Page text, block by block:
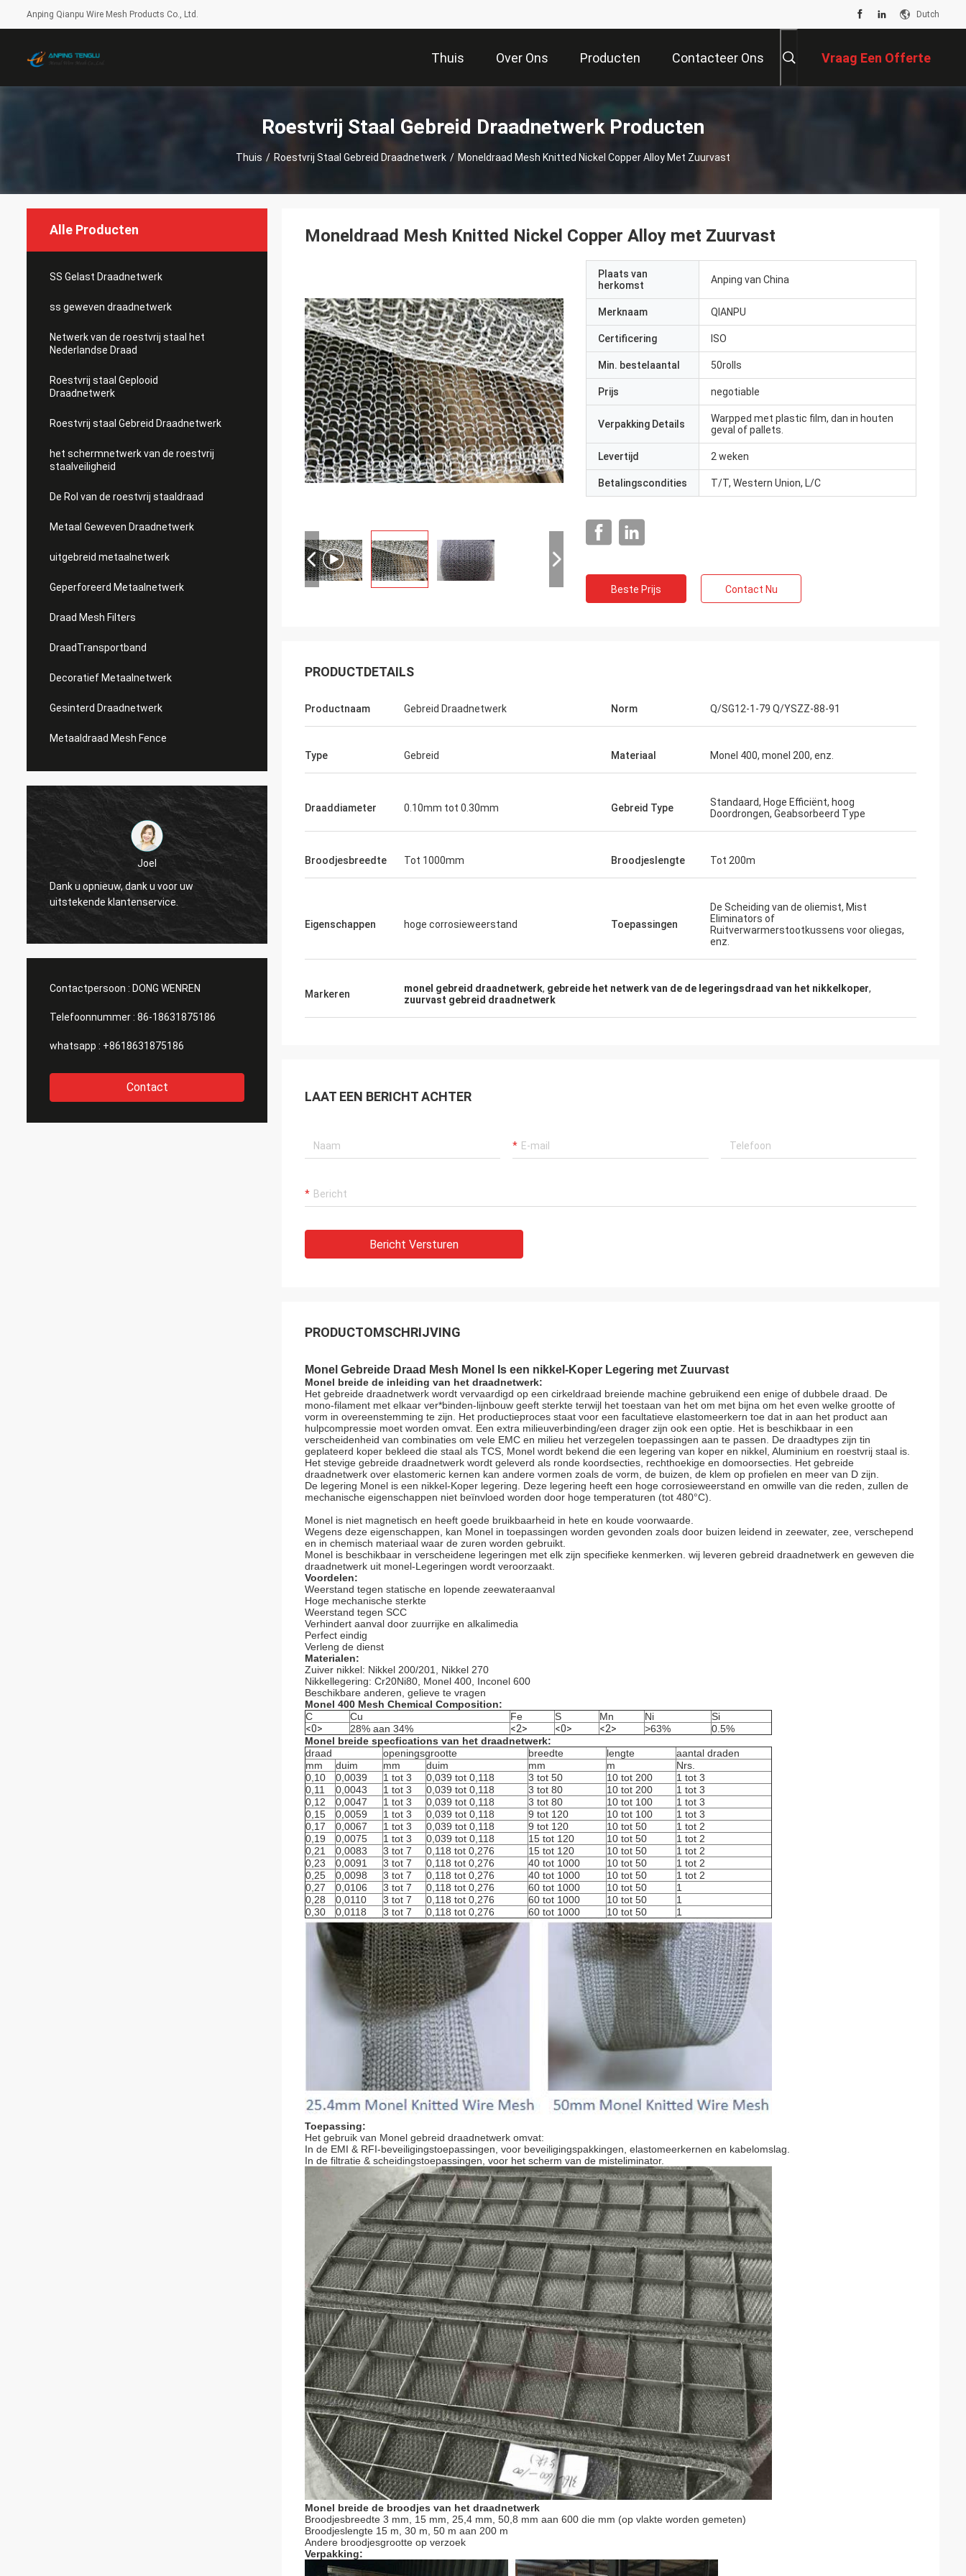
Anping Qianpu Wire Mesh Products Co., Ltd. Dutch
Thuis Over Ons Producten Contacteer Ons Vraag Een Offerte
Roestvrij Staal Gebreid Draadnetwerk Producten
Thuis / Roestvrij Staal Gebreid Draadnetwerk / Moneldraad Mesh Knitted Nickel Copper Alloy Met Zuurvast
Alle Producten
SS Gelast Draadnetwerk
ss geweven draadnetwerk
Netwerk van de roestvrij staal het
Nederlandse Draad
Roestvrij staal Geplooid
Draadnetwerk
Roestvrij staal Gebreid Draadnetwerk
het schermnetwerk van de roestvrij
staalveiligheid
De Rol van de roestvrij staaldraad
Metaal Geweven Draadnetwerk
uitgebreid metaalnetwerk
Geperforeerd Metaalnetwerk
Draad Mesh Filters
DraadTransportband
Decoratief Metaalnetwerk
Gesinterd Draadnetwerk
Metaaldraad Mesh Fence
dank u voor uw
klantenservice.
Dank u opnieuw, dank u voor uw
uitstekende klantenservice.
Contactpersoon : DONG WENREN
Telefoonnummer : 86-18631875186
whatsapp : +8618631875186
Contact
Moneldraad Mesh Knitted Nickel Copper Alloy met Zuurvast
Plaats van
herkomst
Anping van China
Merknaam QIANPU
Certificering ISO
Min. bestelaantal 50rolls
Prijs negotiable
Verpakking Details
Warpped met plastic film, dan in houten
geval of pallets.
Levertijd 2 weken
Betalingscondities T/T, Western Union, L/C
Beste Prijs Contact Nu
PRODUCTDETAILS
Productnaam Gebreid Draadnetwerk Norm Q/SG12-1-79 Q/YSZZ-88-91
Type Gebreid Materiaal Monel 400, monel 200, enz.
Draaddiameter 0.10mm tot 0.30mm Gebreid Type
Standaard, Hoge Efficiënt, hoog
Doordrongen, Geabsorbeerd Type
Broodjesbreedte Tot 1000mm Broodjeslengte Tot 200m
Eigenschappen hoge corrosieweerstand Toepassingen
De Scheiding van de oliemist, Mist
Eliminators of
Ruitverwarmerstootkussens voor oliegas,
enz.
Markeren monel gebreid draadnetwerk, gebreide het netwerk van de de legeringsdraad van het nikkelkoper,
zuurvast gebreid draadnetwerk
LAAT EEN BERICHT ACHTER
Bericht Versturen
PRODUCTOMSCHRIJVING
Monel Gebreide Draad Mesh Monel Is een nikkel-Koper Legering met Zuurvast
Monel breide de inleiding van het draadnetwerk:
Het gebreide draadnetwerk wordt vervaardigd op een cirkeldraad breiende machine gebruikend een enige of dubbele draad. De
mono-filament met elkaar ver*binden-lijnbouw geeft sterkte terwijl het toestaan van het om met bijna om het even welke grootte of
vorm in overeenstemming te zijn. Het productieproces staat voor een facultatieve elastomeerkern toe dat in aan het product aan
hulpcompressie moet worden omvat. Een extra milieuverbinding/een drager zijn ook een optie. Het is beschikbaar in een
verscheidenheid van combinaties om vele EMC en milieu het verzegelen toepassingen aan te passen. De draadtypes zijn tin
geplateerd koper bekleed die staal als TCS, Monel wordt bekend die een legering van koper en nikkel, Aluminium en roestvrij staal is.
Het stevige gebreide draadnetwerk wordt geleverd als ronde koordsecties, rechthoekige en domoorsecties. Het gebreide
draadnetwerk over elastomeric kernen kan andere vormen zoals de vorm, de buizen, de klem op profielen en meer van D zijn.
De legering Monel is een nikkel-Koper legering. Deze legering heeft een hoge corrosieweerstand en omwille van die reden, zullen de
mechanische eigenschappen niet beïnvloed worden door hoge temperaturen (tot 480°C).
Monel is niet magnetisch en heeft goede bruikbaarheid in hete en koude voorwaarde.
Wegens deze eigenschappen, kan Monel in toepassingen worden gevonden zoals door buizen leidend in zeewater, zee, verschepend
en in chemisch materiaal waar de zuren worden gebruikt.
Monel is beschikbaar in verscheidene legeringen met elk zijn specifieke kenmerken. wij leveren gebreid draadnetwerk en geweven die
draadnetwerk uit monel-Legeringen wordt veroorzaakt.
Voordelen:
Weerstand tegen statische en lopende zeewateraanval
Hoge mechanische sterkte
Weerstand tegen SCC
Verhindert aanval door zuurrijke en alkalimedia
Perfect eindig
Verleng de dienst
Materialen:
Zuiver nikkel: Nikkel 200/201, Nikkel 270
Nikkellegering: Cr20Ni80, Monel 400, Inconel 600
Beschikbare anderen, gelieve te vragen
Monel 400 Mesh Chemical Composition:
C
Cu Fe S Mn Ni
Si
<0>
28% aan 34% <2> <0> <2> >63%
0.5%
Monel breide specfications van het draadnetwerk:
draad
openingsgrootte breedte lengte
aantal draden
mm
duim mm duim mm m
Nrs.
0,10
0,0039 1 tot 3 0,039 tot 0,118 3 tot 50 10 tot 200
1 tot 3
0,11
0,0043 1 tot 3 0,039 tot 0,118 3 tot 80 10 tot 200
1 tot 3
0,12
0,0047 1 tot 3 0,039 tot 0,118 3 tot 80 10 tot 100
1 tot 3
0,15
0,0059 1 tot 3 0,039 tot 0,118 9 tot 120 10 tot 100
1 tot 3
0,17
0,0067 1 tot 3 0,039 tot 0,118 9 tot 120 10 tot 50
1 tot 2
0,19
0,0075 1 tot 3 0,039 tot 0,118 15 tot 120 10 tot 50
1 tot 2
0,21
0,0083 3 tot 7 0,118 tot 0,276 15 tot 120 10 tot 50
1 tot 2
0,23
0,0091 3 tot 7 0,118 tot 0,276 40 tot 1000 10 tot 50
1 tot 2
0,25
0,0098 3 tot 7 0,118 tot 0,276 40 tot 1000 10 tot 50
1 tot 2
0,27
0,0106 3 tot 7 0,118 tot 0,276 60 tot 1000 10 tot 50
1
0,28
0,0110 3 tot 7 0,118 tot 0,276 60 tot 1000 10 tot 50
1
0,30
0,0118 3 tot 7 0,118 tot 0,276 60 tot 1000 10 tot 50 1
Toepassing:
Het gebruik van Monel gebreid draadnetwerk omvat:
In de EMI & RFI-beveiligingstoepassingen, voor beveiligingspakkingen, elastomeerkernen en kabelomslag.
In de filtratie & scheidingstoepassingen, voor het scherm van de misteliminator.
Monel breide de broodjes van het draadnetwerk
Broodjesbreedte 3 mm, 15 mm, 25,4 mm, 50,8 mm aan 600 die mm (op vlakte worden gemeten)
Broodjeslengte 15 m, 30 m, 50 m aan 200 m
Andere broodjesgrootte op verzoek
Verpakking: